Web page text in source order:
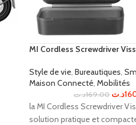
MI Cordless Screwdriver
Style de vie, Bureautiques
Maison Connecté, Mobilités
169.00د.ت
د.ت
la MI Cordless Screwdriver
solution pratique et